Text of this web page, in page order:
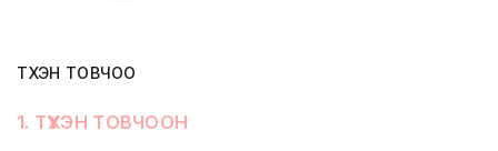
ТҮҮХЭН ТОВЧОО
1. ТҮҮХЭН ТОВЧООН